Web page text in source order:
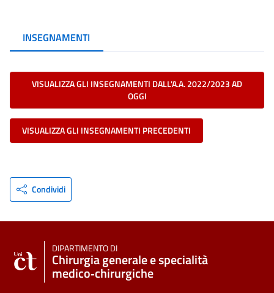
INSEGNAMENTI
VISUALIZZA GLI INSEGNAMENTI DALL'A.A. 2022/2023 AD
OGGI
VISUALIZZA GLI INSEGNAMENTI PRECEDENTI
Condividi
DIPARTIMENTO DI
Chirurgia generale e specialità
medico‑chirurgiche